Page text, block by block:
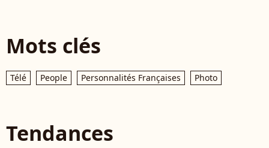
Mots clés
Télé People Personnalités Françaises Photo
Tendances